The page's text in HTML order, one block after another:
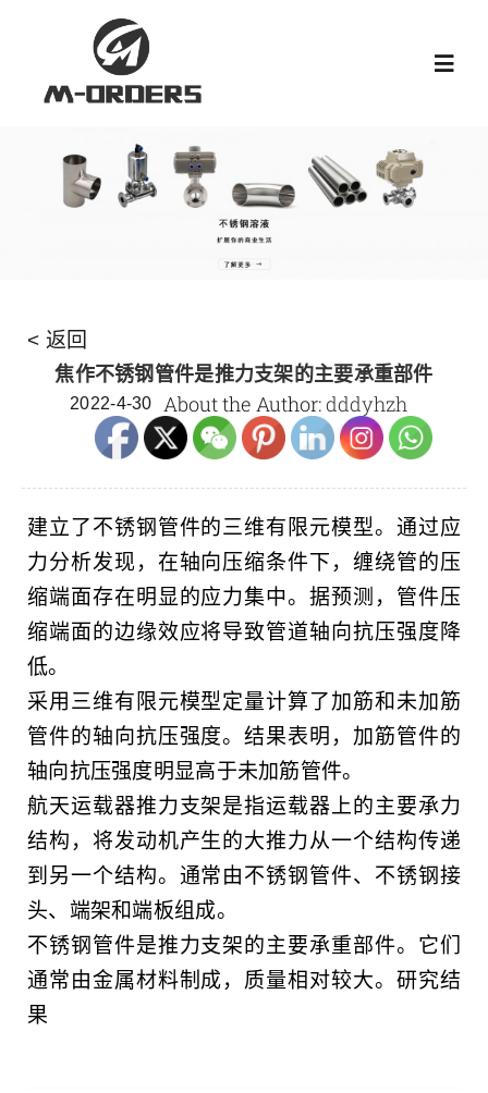
新闻中心
阀门知识
联系我们
中文 (中国)
< 返回
焦作不锈钢管件是推力支架的主要承重部件
2022-4-30 About the Author:dddyhzh
建立了不锈钢管件的三维有限元模型。通过应
力分析发现，在轴向压缩条件下，缠绕管的压
缩端面存在明显的应力集中。据预测，管件压
缩端面的边缘效应将导致管道轴向抗压强度降
低。
采用三维有限元模型定量计算了加筋和未加筋
管件的轴向抗压强度。结果表明，加筋管件的
轴向抗压强度明显高于未加筋管件。
航天运载器推力支架是指运载器上的主要承力
结构，将发动机产生的大推力从一个结构传递
到另一个结构。通常由不锈钢管件、不锈钢接
头、端架和端板组成。
不锈钢管件是推力支架的主要承重部件。它们
通常由金属材料制成，质量相对较大。研究结
果